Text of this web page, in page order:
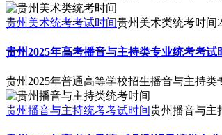
贵州美术统考考试时间贵州美术类统考时间
贵州2025年高考播音与主持类专业统考考试
贵州2025年普通高等学校招生播音与主持类
贵州播音与主持统考考试时间贵州播音与主